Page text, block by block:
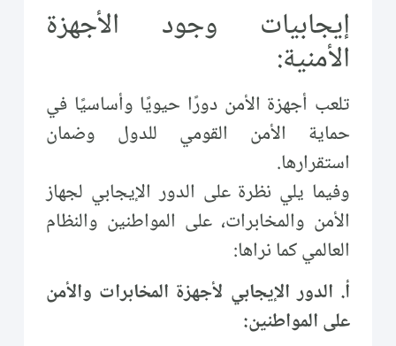
إيجابيات وجود الأجهزة
الأمنية:
تلعب أجهزة الأمن دورًا حيويًا وأساسيًا في
حماية الأمن القومي للدول وضمان
استقرارها.
وفيما يلي نظرة على الدور الإيجابي لجهاز
الأمن والمخابرات، على المواطنين والنظام
العالمي كما نراها:
أ. الدور الإيجابي لأجهزة المخابرات والأمن
على المواطنين: